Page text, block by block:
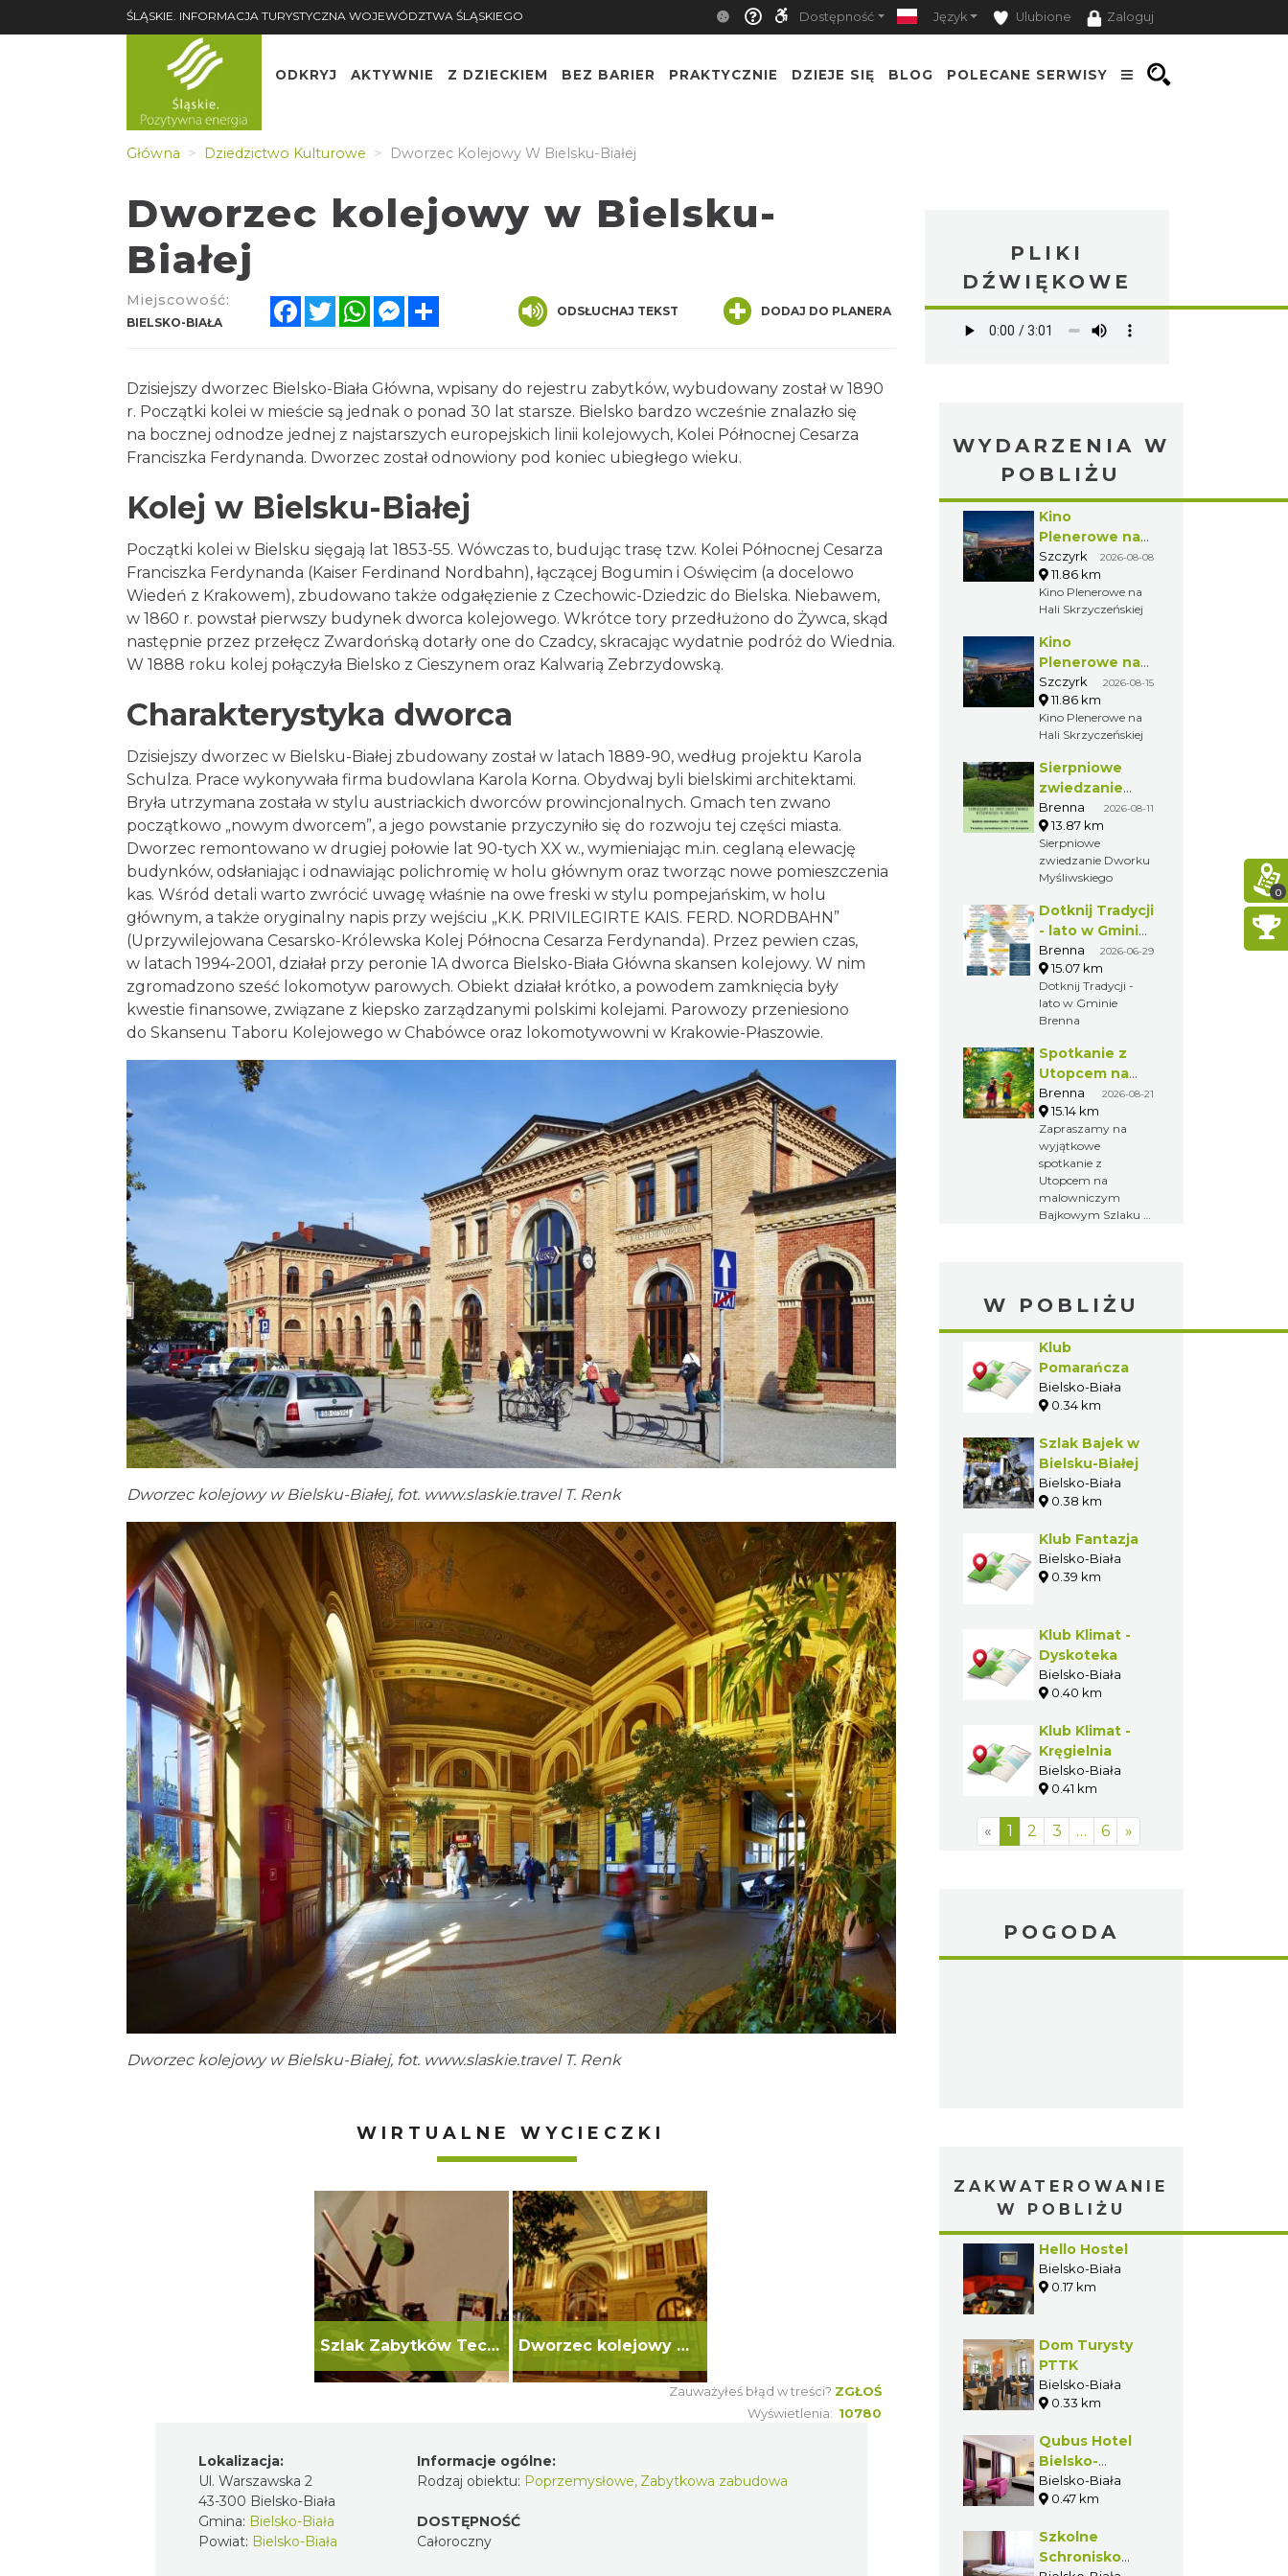
ŚLĄSKIE. INFORMACJA TURYSTYCZNA WOJEWÓDZTWA ŚLĄSKIEGO Dostępność Język Ulubione Zaloguj
ODKRYJ AKTYWNIE Z DZIECKIEM BEZ BARIER PRAKTYCZNIE DZIEJE SIĘ BLOG POLECANE SERWISY
Główna Dziedzictwo Kulturowe Dworzec Kolejowy W Bielsku-Białej
Dworzec kolejowy w Bielsku-
Białej
Miejscowość:
BIELSKO-BIAŁA
FacebookTwitterWhatsAppMessenger ODSŁUCHAJ TEKST DODAJ DO PLANERA
Dzisiejszy dworzec Bielsko-Biała Główna, wpisany do rejestru zabytków, wybudowany został w 1890
r. Początki kolei w mieście są jednak o ponad 30 lat starsze. Bielsko bardzo wcześnie znalazło się
na bocznej odnodze jednej z najstarszych europejskich linii kolejowych, Kolei Północnej Cesarza
Franciszka Ferdynanda. Dworzec został odnowiony pod koniec ubiegłego wieku.
Kolej w Bielsku-Białej
Początki kolei w Bielsku sięgają lat 1853-55. Wówczas to, budując trasę tzw. Kolei Północnej Cesarza
Franciszka Ferdynanda (Kaiser Ferdinand Nordbahn), łączącej Bogumin i Oświęcim (a docelowo
Wiedeń z Krakowem), zbudowano także odgałęzienie z Czechowic-Dziedzic do Bielska. Niebawem,
w 1860 r. powstał pierwszy budynek dworca kolejowego. Wkrótce tory przedłużono do Żywca, skąd
następnie przez przełęcz Zwardońską dotarły one do Czadcy, skracając wydatnie podróż do Wiednia.
W 1888 roku kolej połączyła Bielsko z Cieszynem oraz Kalwarią Zebrzydowską.
Charakterystyka dworca
Dzisiejszy dworzec w Bielsku-Białej zbudowany został w latach 1889-90, według projektu Karola
Schulza. Prace wykonywała firma budowlana Karola Korna. Obydwaj byli bielskimi architektami.
Bryła utrzymana została w stylu austriackich dworców prowincjonalnych. Gmach ten zwano
początkowo „nowym dworcem”, a jego powstanie przyczyniło się do rozwoju tej części miasta.
Dworzec remontowano w drugiej połowie lat 90-tych XX w., wymieniając m.in. ceglaną elewację
budynków, odsłaniając i odnawiając polichromię w holu głównym oraz tworząc nowe pomieszczenia
kas. Wśród detali warto zwrócić uwagę właśnie na owe freski w stylu pompejańskim, w holu
głównym, a także oryginalny napis przy wejściu „K.K. PRIVILEGIRTE KAIS. FERD. NORDBAHN”
(Uprzywilejowana Cesarsko-Królewska Kolej Północna Cesarza Ferdynanda). Przez pewien czas,
w latach 1994-2001, działał przy peronie 1A dworca Bielsko-Biała Główna skansen kolejowy. W nim
zgromadzono sześć lokomotyw parowych. Obiekt działał krótko, a powodem zamknięcia były
kwestie finansowe, związane z kiepsko zarządzanymi polskimi kolejami. Parowozy przeniesiono
do Skansenu Taboru Kolejowego w Chabówce oraz lokomotywowni w Krakowie-Płaszowie.
Dworzec kolejowy w Bielsku-Białej, fot. www.slaskie.travelT. Renk
Dworzec kolejowy w Bielsku-Białej, fot. www.slaskie.travelT. Renk
WIRTUALNE WYCIECZKI
Szlak Zabytków Techniki Dworzec kolejowy w Bielsku-Białej
Zauważyłeś błąd w treści? ZGŁOŚ
Wyświetlenia: 10780
Lokalizacja:
Ul. Warszawska 2
43-300 Bielsko-Biała
Gmina: Bielsko-Biała
Powiat: Bielsko-Biała
Informacje ogólne:
Rodzaj obiektu: Poprzemysłowe, Zabytkowa zabudowa
DOSTĘPNOŚĆ
Całoroczny
PLIKI
DŹWIĘKOWE
WYDARZENIA W
POBLIŻU
Kino
Plenerowe na
Hali
Skrzyczeńskiej
Szczyrk 2026-08-08
11.86 km
Kino Plenerowe na
Hali Skrzyczeńskiej
Kino
Plenerowe na
Hali
Skrzyczeńskiej
Szczyrk 2026-08-15
11.86 km
Kino Plenerowe na
Hali Skrzyczeńskiej
Sierpniowe
zwiedzanie
Dworku
Myśliwskiego
Brenna 2026-08-11
13.87 km
Sierpniowe
zwiedzanie Dworku
Myśliwskiego
Dotknij Tradycji
- lato w Gminie
Brenna
Brenna 2026-06-29
15.07 km
Dotknij Tradycji -
lato w Gminie
Brenna
Spotkanie z
Utopcem na
Bajkowym
Szlaku
Brenna 2026-08-21
15.14 km
Zapraszamy na
wyjątkowe
spotkanie z
Utopcem na
malowniczym
Bajkowym Szlaku w
W POBLIŻU
Klub
Pomarańcza
Bielsko-Biała
0.34 km
Szlak Bajek w
Bielsku-Białej
Bielsko-Biała
0.38 km
Klub Fantazja
Bielsko-Biała
0.39 km
Klub Klimat -
Dyskoteka
Bielsko-Biała
0.40 km
Klub Klimat -
Kręgielnia
Bielsko-Biała
0.41 km
« 1 2 3 … 6 »
POGODA
ZAKWATEROWANIE
W POBLIŻU
Hello Hostel
Bielsko-Biała
0.17 km
Dom Turysty
PTTK
Bielsko-Biała
0.33 km
Qubus Hotel
Bielsko-
Biała****
Bielsko-Biała
0.47 km
Szkolne
Schronisko
0